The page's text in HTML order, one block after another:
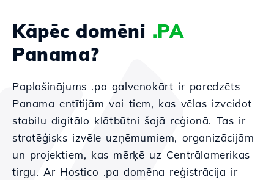
Kāpēc domēni .PA
Panama?
Paplašinājums .pa galvenokārt ir paredzēts
Panama entītijām vai tiem, kas vēlas izveidot
stabilu digitālo klātbūtni šajā reģionā. Tas ir
stratēģisks izvēle uzņēmumiem, organizācijām
un projektiem, kas mērķē uz Centrālamerikas
tirgu. Ar Hostico .pa domēna reģistrācija ir